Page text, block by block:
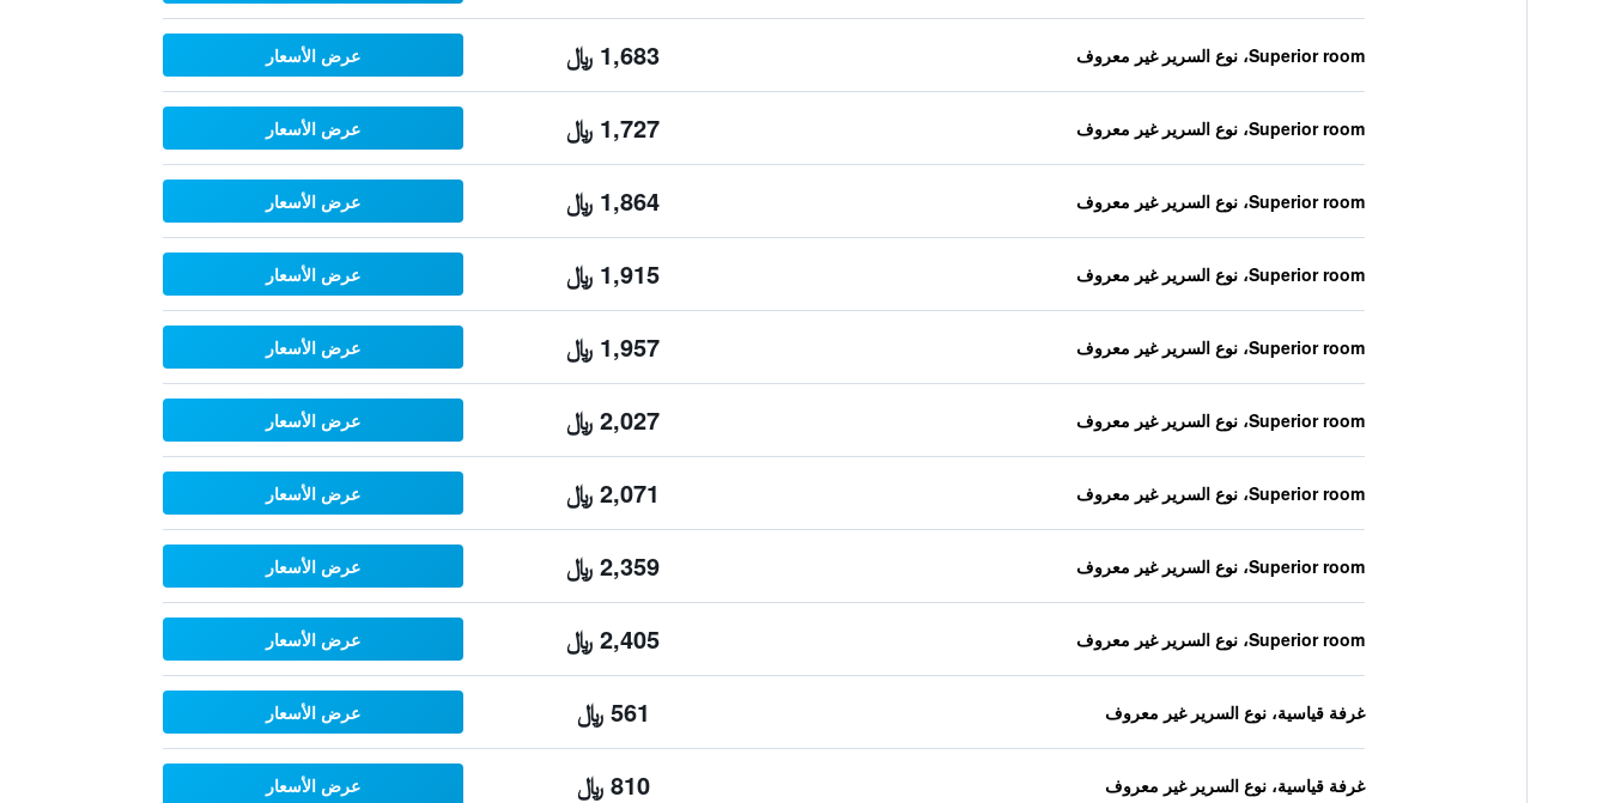
Superior room، نوع السرير غير معروف 1,683 ﷼ عرض الأسعار
Superior room، نوع السرير غير معروف 1,727 ﷼ عرض الأسعار
Superior room، نوع السرير غير معروف 1,864 ﷼ عرض الأسعار
Superior room، نوع السرير غير معروف 1,915 ﷼ عرض الأسعار
Superior room، نوع السرير غير معروف 1,957 ﷼ عرض الأسعار
Superior room، نوع السرير غير معروف 2,027 ﷼ عرض الأسعار
Superior room، نوع السرير غير معروف 2,071 ﷼ عرض الأسعار
Superior room، نوع السرير غير معروف 2,359 ﷼ عرض الأسعار
Superior room، نوع السرير غير معروف 2,405 ﷼ عرض الأسعار
غرفة قياسية، نوع السرير غير معروف 561 ﷼ عرض الأسعار
غرفة قياسية، نوع السرير غير معروف 810 ﷼ عرض الأسعار